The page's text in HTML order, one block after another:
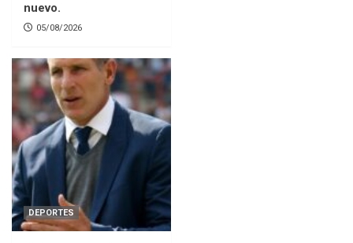
nuevo.
05/08/2026
DEPORTES